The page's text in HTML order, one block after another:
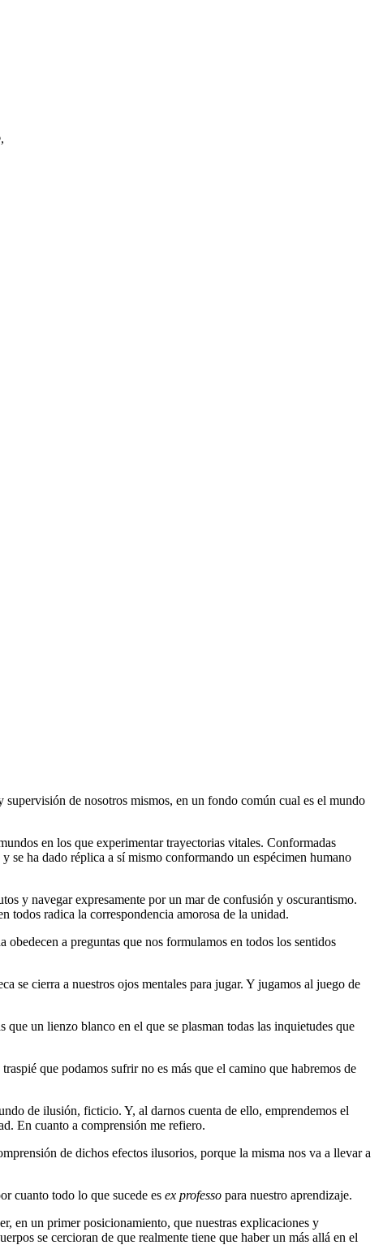
de nosotros mismos, en un fondo común cual es el mundo
en los que experimentar trayectorias vitales. Conformadas
se ha dado réplica a sí mismo conformando un espécimen humano
y navegar expresamente por un mar de confusión y oscurantismo.
todos radica la correspondencia amorosa de la unidad.
a preguntas que nos formulamos en todos los sentidos
se cierra a nuestros ojos mentales para jugar. Y jugamos al juego de
un lienzo blanco en el que se plasman todas las inquietudes que
que podamos sufrir no es más que el camino que habremos de
de ilusión, ficticio. Y, al darnos cuenta de ello, emprendemos el
En cuanto a comprensión me refiero.
de dichos efectos ilusorios, porque la misma nos va a llevar a
cuanto todo lo que sucede es ex professo para nuestro aprendizaje.
en un primer posicionamiento, que nuestras explicaciones y
se cercioran de que realmente tiene que haber un más allá en el